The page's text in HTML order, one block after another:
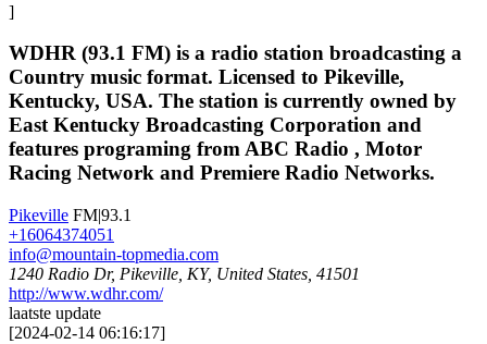
]
WDHR (93.1 FM) is a radio station broadcasting a
Country music format. Licensed to Pikeville,
Kentucky, USA. The station is currently owned by
East Kentucky Broadcasting Corporation and
features programing from ABC Radio , Motor
Racing Network and Premiere Radio Networks.
Pikeville FM|93.1
+16064374051
info@mountain-topmedia.com
1240 Radio Dr, Pikeville, KY, United States, 41501
http://www.wdhr.com/
laatste update
[2024-02-14 06:16:17]